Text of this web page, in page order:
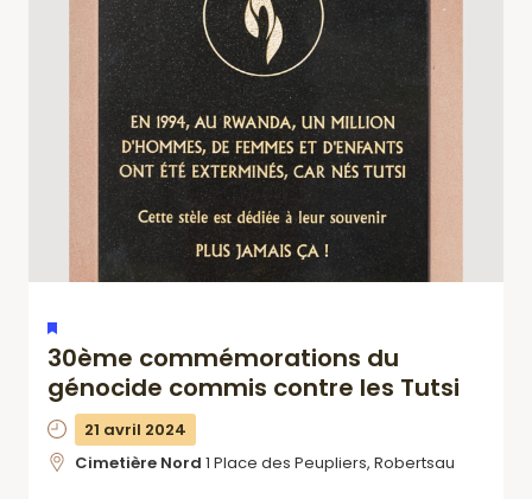
EN
AVANT
30ème commémorations du
génocide commis contre les Tutsi
21 avril 2024
Cimetière Nord 1 Place des Peupliers, Robertsau